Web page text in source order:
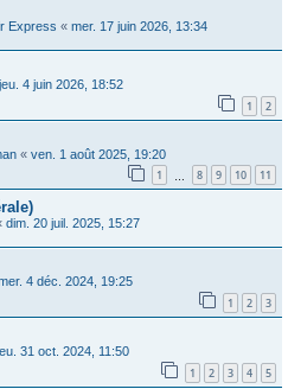
Express « mer. 17 juin 2026, 13:34
jeu. 4 juin 2026, 18:52
1 2
« ven. 1 août 2025, 19:20
1 8 9 10 11
dim. 20 juil. 2025, 15:27
4 déc. 2024, 19:25
1 2 3
31 oct. 2024, 11:50
1 2 3 4 5